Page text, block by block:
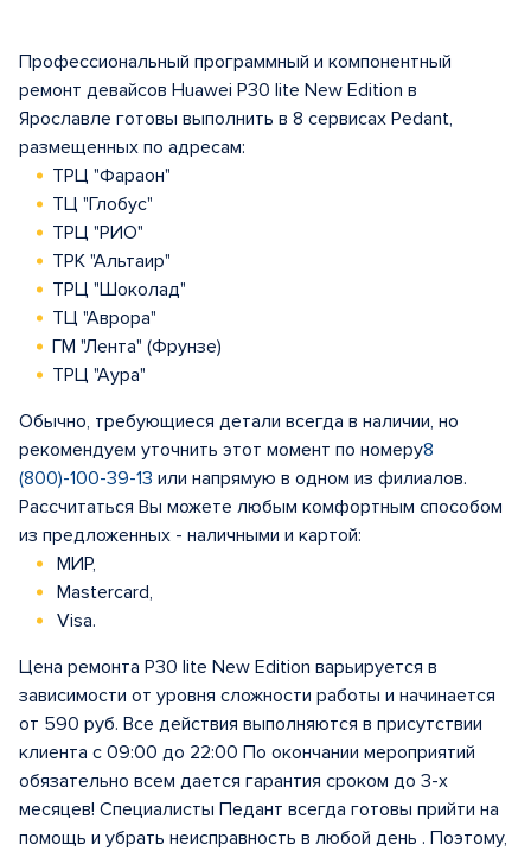
Профессиональный программный и компонентный
ремонт девайсов Huawei P30 lite New Edition в
Ярославле готовы выполнить в 8 сервисах Pedant,
размещенных по адресам:
ТРЦ "Фараон"
ТЦ "Глобус"
ТРЦ "РИО"
ТРК "Альтаир"
ТРЦ "Шоколад"
ТЦ "Аврора"
ГМ "Лента" (Фрунзе)
ТРЦ "Аура"
Обычно, требующиеся детали всегда в наличии, но
рекомендуем уточнить этот момент по номеру8
(800)-100-39-13 или напрямую в одном из филиалов.
Рассчитаться Вы можете любым комфортным способом
из предложенных - наличными и картой:
МИР,
Mastercard,
Visa.
Цена ремонта P30 lite New Edition варьируется в
зависимости от уровня сложности работы и начинается
от 590 руб. Все действия выполняются в присутствии
клиента с 09:00 до 22:00 По окончании мероприятий
обязательно всем дается гарантия сроком до 3-х
месяцев! Специалисты Педант всегда готовы прийти на
помощь и убрать неисправность в любой день . Поэтому,